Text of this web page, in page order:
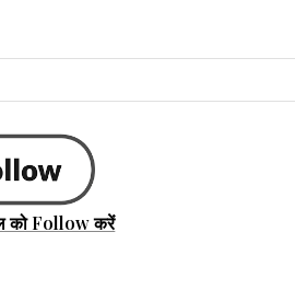
को Follow करें